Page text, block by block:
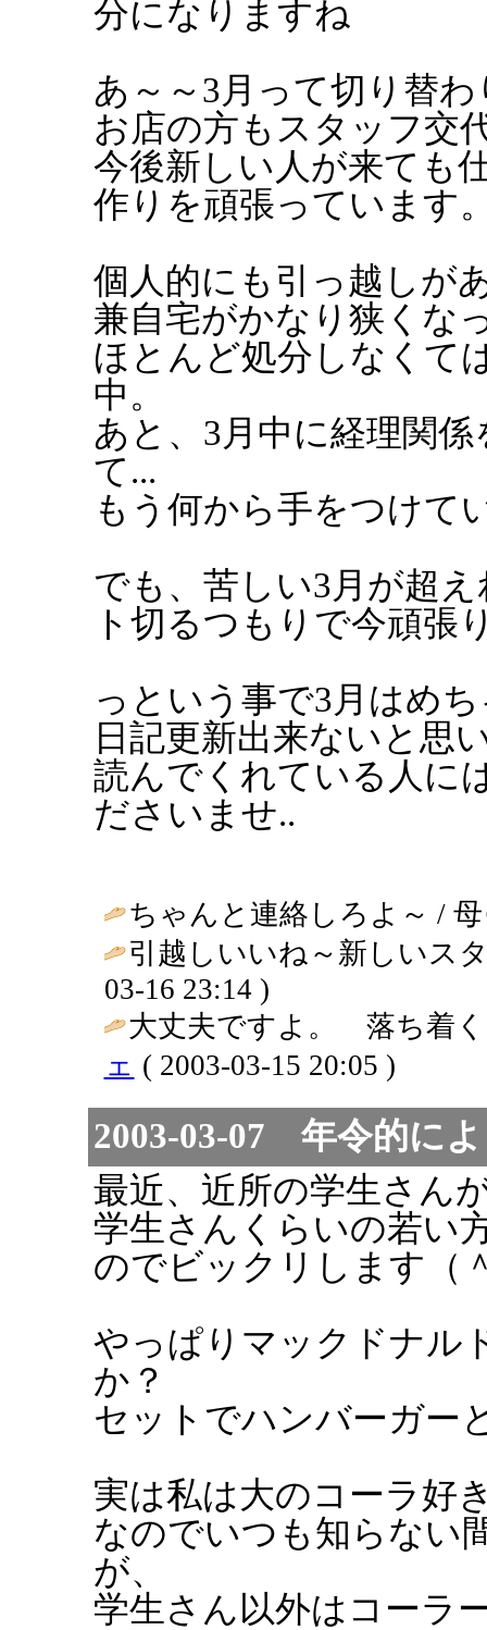
分になりますね
あ～～3月って切り替
お店の方もスタッフ交
今後新しい人が来ても
作りを頑張っています
個人的にも引っ越しが
兼自宅がかなり狭くな
ほとんど処分しなくて
中。
あと、3月中に経理関
て...
もう何から手をつけて
でも、苦しい3月が超
ト切るつもりで今頑張
っという事で3月はめ
日記更新出来ないと思
読んでくれている人に
ださいませ..
ちゃんと連絡しろよ～ / 母
引越しいいね～新しいス
03-16 23:14 )
大丈夫ですよ。 落ち着
ェ ( 2003-03-15 20:05 )
2003-03-07 年令的に
最近、近所の学生さん
学生さんくらいの若い
のでビックリします（
やっぱりマックドナル
か？
セットでハンバーガー
実は私は大のコーラ好
なのでいつも知らない
が、
学生さん以外はコーラ